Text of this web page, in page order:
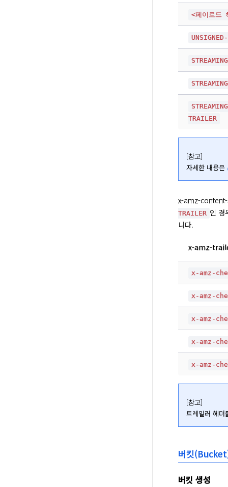
<페이로드
TRAILER
[참고]
자세한 내용은
x-amz-
TRAILER 인
니다.
x-amz-
x-amz-
x-amz-
x-amz-
x-amz-
x-amz-
[참고]
트레일러 헤
버킷
버킷 생성